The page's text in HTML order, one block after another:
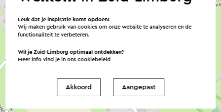
Leuk dat je inspiratie komt opdoen!
Wij maken gebruik van cookies om onze website te analyseren en de
functionaliteit te verbeteren.
Wil je Zuid-Limburg optimaal ontdekken?
Meer info vind je in onscookiebeleid
Akkoord Aangepast